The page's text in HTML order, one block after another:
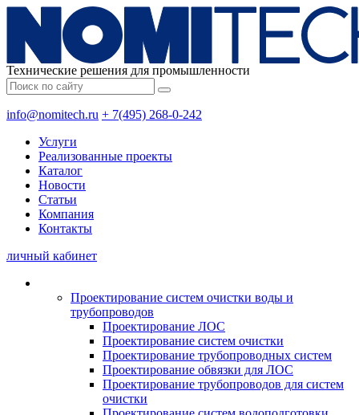
Технические решения для промышленности
info@nomitech.ru + 7(495) 268-0-242
Услуги
Реализованные проекты
Каталог
Новости
Статьи
Компания
Контакты
личный кабинет
Проектирование систем очистки воды и
трубопроводов
Проектирование ЛОС
Проектирование систем очистки
Проектирование трубопроводных систем
Проектирование обвязки для ЛОС
Проектирование трубопроводов для систем
очистки